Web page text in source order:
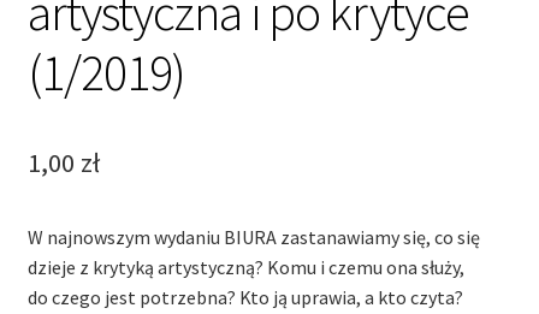
(1/2019)
1,00 zł
W najnowszym wydaniu BIURA zastanawiamy się, co się
dzieje z krytyką artystyczną? Komu i czemu ona służy,
do czego jest potrzebna? Kto ją uprawia, a kto czyta?